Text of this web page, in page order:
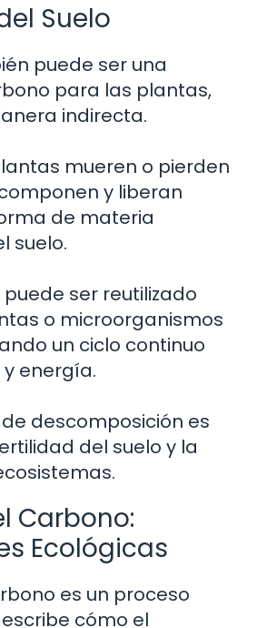
Suelo
puede ser una
para las plantas,
indirecta.
mueren o pierden
y liberan
de materia
suelo.
ser reutilizado
o microorganismos
un ciclo continuo
energía.
descomposición es
del suelo y la
Carbono:
Ecológicas
es un proceso
cómo el